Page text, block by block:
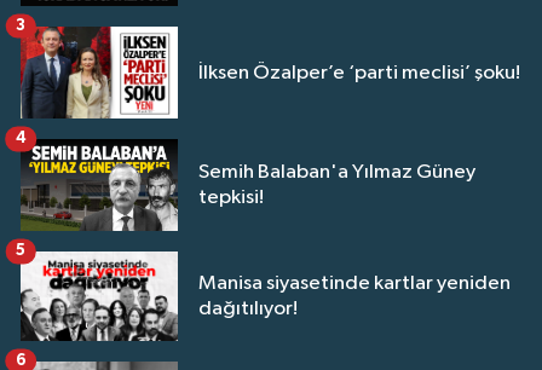
İlksen Özalper’e ‘parti meclisi’ şoku!
3
Semih Balaban'a Yılmaz Güney
tepkisi!
4
Manisa siyasetinde kartlar yeniden
dağıtılıyor!
5
6